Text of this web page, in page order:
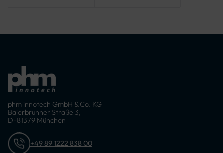
phm innotech GmbH & Co. KG
Baierbrunner Straße 3,
D-81379 München
+49 89 1222 838 00